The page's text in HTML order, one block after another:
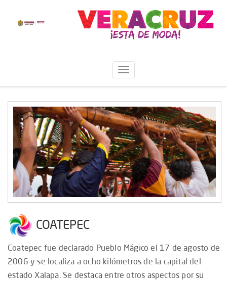
COATEPEC
Coatepec fue declarado Pueblo Mágico el 17 de agosto de
2006 y se localiza a ocho kilómetros de la capital del
estado Xalapa. Se destaca entre otros aspectos por su